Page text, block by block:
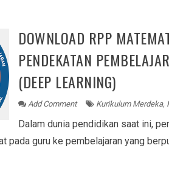
DOWNLOAD RPP
PENDEKATAN
(DEEP LEARNING)
Add Comment Kurikulum Merdeka,
Dalam dunia pendidikan saat ini,
pada guru ke pembelajaran yang